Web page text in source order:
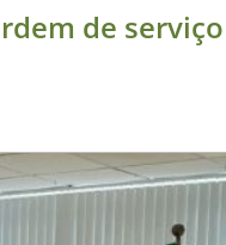
de